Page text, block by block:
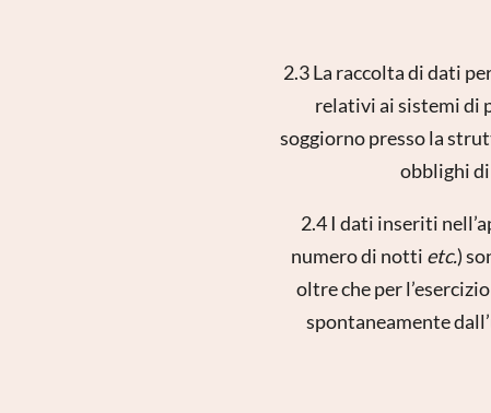
2.3 La raccolta di dati
relativi ai sistemi di
soggiorno presso la
obblighi
2.4 I dati inseriti
numero di notti etc.)
oltre che per
spontaneamente